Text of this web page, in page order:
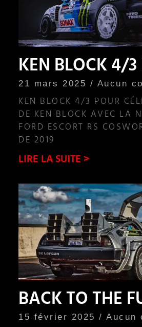
KEN BLOCK 4/
21 mars 2025 Aucun
KEN BLOCK 4/3 POUR
DE KEN BLOCK AVEC LA
FORD ESCORT RS
DE 2019
LIRE LA SUITE >
BACK TO THE
15 février 2025 Aucun